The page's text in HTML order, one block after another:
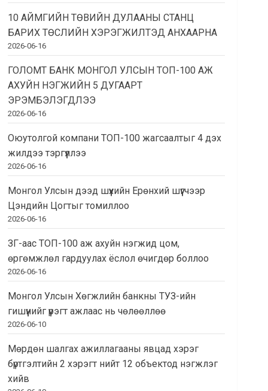
10 АЙМГИЙН ТӨВИЙН ДУЛААНЫ СТАНЦ
БАРИХ ТӨСЛИЙН ХЭРЭГЖИЛТЭД АНХААРНА
2026-06-16
ГОЛОМТ БАНК МОНГОЛ УЛСЫН ТОП-100 АЖ
АХУЙН НЭГЖИЙН 5 ДУГААРТ
ЭРЭМБЭЛЭГДЛЭЭ
2026-06-16
Оюутолгой компани ТОП-100 жагсаалтыг 4 дэх
жилдээ тэргүүллээ
2026-06-16
Монгол Улсын дээд шүүхийн Ерөнхий шүүгчээр
Цэндийн Цогтыг томиллоо
2026-06-16
ЗГ-аас ТОП-100 аж ахуйн нэгжид цом,
өргөмжлөл гардуулах ёслол өчигдөр боллоо
2026-06-16
Монгол Улсын Хөгжлийн банкны ТУЗ-ийн
гишүүнийг үүрэгт ажлаас нь чөлөөллөө
2026-06-10
Мөрдөн шалгах ажиллагааны явцад хэрэг
бүртгэлтийн 2 хэрэгт нийт 12 объектод нэгжлэг
хийв